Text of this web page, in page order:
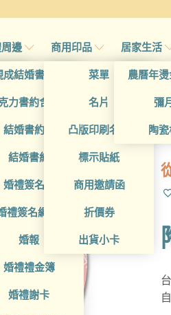
邊
成結婚書約夾
力書約含木座
結婚書約組
結婚書約
婚禮簽名簿
禮簽名綢(p)
婚報
婚禮禮金簿
婚禮謝卡
商用印品
菜單
名片
凸版印刷名片
標示貼紙
商用邀請函
折價券
出貨小卡
居家生活
農曆年
彌
陶瓷
始
前